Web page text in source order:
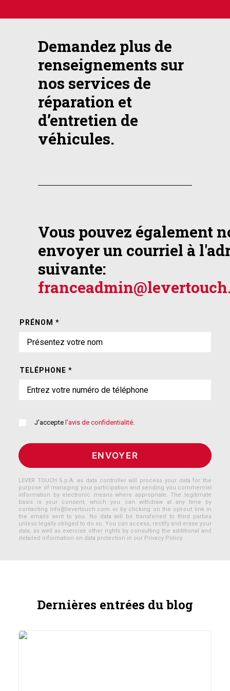
Demandez plus de
renseignements sur
nos services de
réparation et
d’entretien de
véhicules.
Vous pouvez également
envoyer un courriel à
suivante:
PRÉNOM *
TELÉPHONE *
J'accepte l'avis de confidentialité.
LEVER TOUCH S.p.A. as data controller will process your data for the
purpose of managing your participation and sending you commercial
information by electronic means where appropriate. The legitimate
basis is your consent, which you can withdraw at any time by
contacting info@levertouch.com or by clicking on the opt-out link in
the emails sent to you. No data will be transferred to third parties
unless legally obliged to do so. You can access, rectify and erase your
data, as well as exercise other rights by consulting the additional and
detailed information on data protection in our Privacy Policy.
Dernières entrées du blog